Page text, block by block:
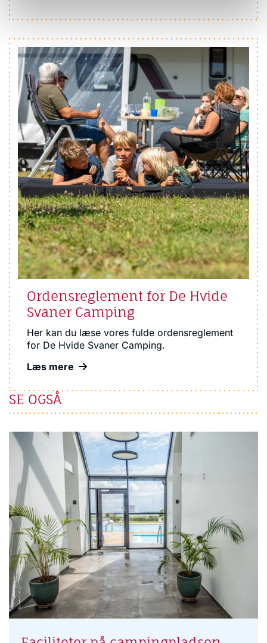
Ordensreglement for De Hvide
Svaner Camping
Her kan du læse vores fulde ordensreglement
for De Hvide Svaner Camping.
Læs mere
SE OGSÅ